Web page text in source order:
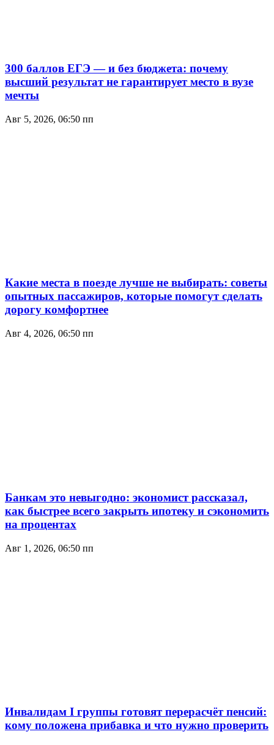
300 баллов ЕГЭ — и без бюджета: почему
высший результат не гарантирует место в вузе
мечты
Авг 5, 2026, 06:50 пп
Какие места в поезде лучше не выбирать: советы
опытных пассажиров, которые помогут сделать
дорогу комфортнее
Авг 4, 2026, 06:50 пп
Банкам это невыгодно: экономист рассказал,
как быстрее всего закрыть ипотеку и сэкономить
на процентах
Авг 1, 2026, 06:50 пп
Инвалидам I группы готовят перерасчёт пенсий:
кому положена прибавка и что нужно проверить